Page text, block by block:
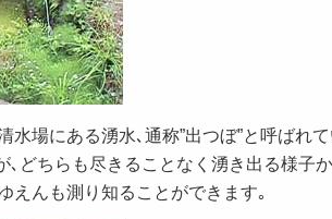
水場にある湧水､通称”出つぼ”と呼ばれ
､どちらも尽きることなく湧き出る様子
えんも測り知ることができます｡